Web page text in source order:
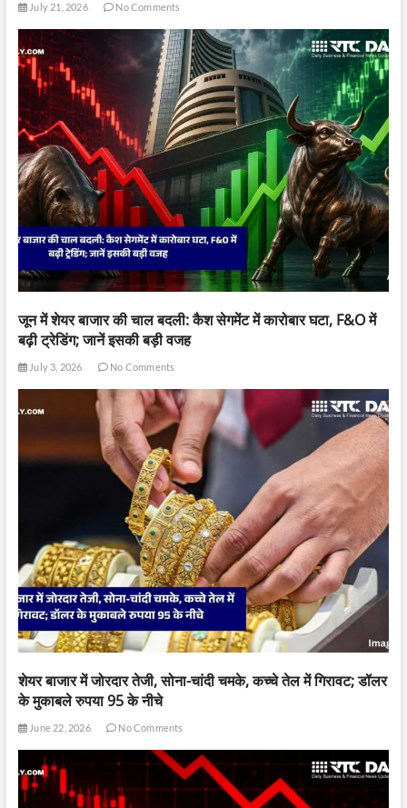
July 21, 2026 No Comments
जून में शेयर बाजार की चाल बदली: कैश सेगमेंट में कारोबार घटा, F&O में
बढ़ी ट्रेडिंग; जानें इसकी बड़ी वजह
July 3, 2026 No Comments
शेयर बाजार में जोरदार तेजी, सोना-चांदी चमके, कच्चे तेल में गिरावट; डॉलर
के मुकाबले रुपया 95 के नीचे
June 22, 2026 No Comments